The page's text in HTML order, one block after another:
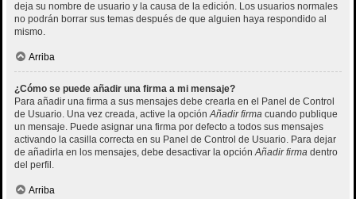
deja su nombre de usuario y la causa de la edición. Los usuarios normales
no podrán borrar sus temas después de que alguien haya respondido al
mismo.
Arriba
¿Cómo se puede añadir una firma a mi mensaje?
Para añadir una firma a sus mensajes debe crearla en el Panel de Control
de Usuario. Una vez creada, active la opciónAñadir firma cuando publique
un mensaje. Puede asignar una firma por defecto a todos sus mensajes
activando la casilla correcta en su Panel de Control de Usuario. Para dejar
de añadirla en los mensajes, debe desactivar la opciónAñadir firma dentro
del perfil.
Arriba